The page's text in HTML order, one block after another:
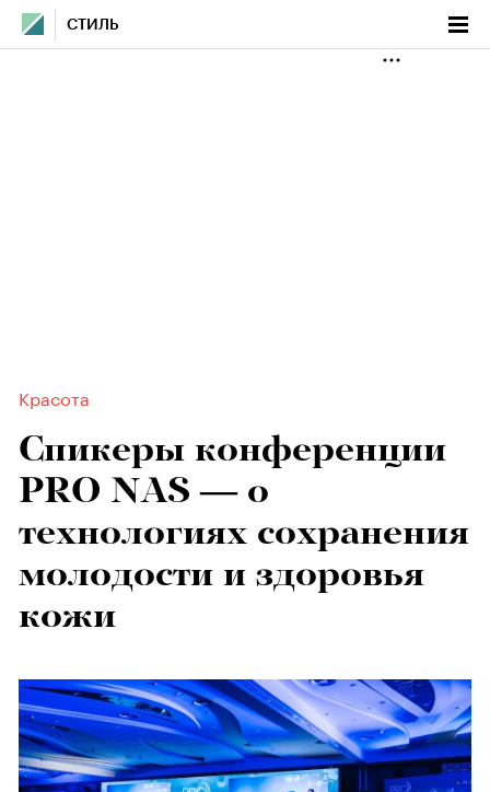
СТИЛЬ
Красота
Спикеры конференции
PRO NAS — о
технологиях сохранения
молодости и здоровья
кожи